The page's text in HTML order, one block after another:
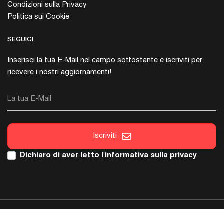
Condizioni sulla Privacy
Politica sui Cookie
SEGUICI
Inserisci la tua E-Mail nel campo sottostante e iscriviti per
ricevere i nostri aggiornamenti!
La tua E-Mail
Iscriviti
Dichiaro di aver letto l'informativa sulla privacy